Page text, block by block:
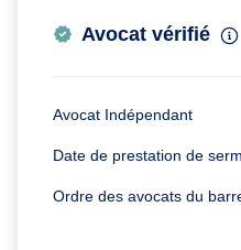
Avocat vérifié
Avocat Indépendant
Date de prestation de
Ordre des avocats du